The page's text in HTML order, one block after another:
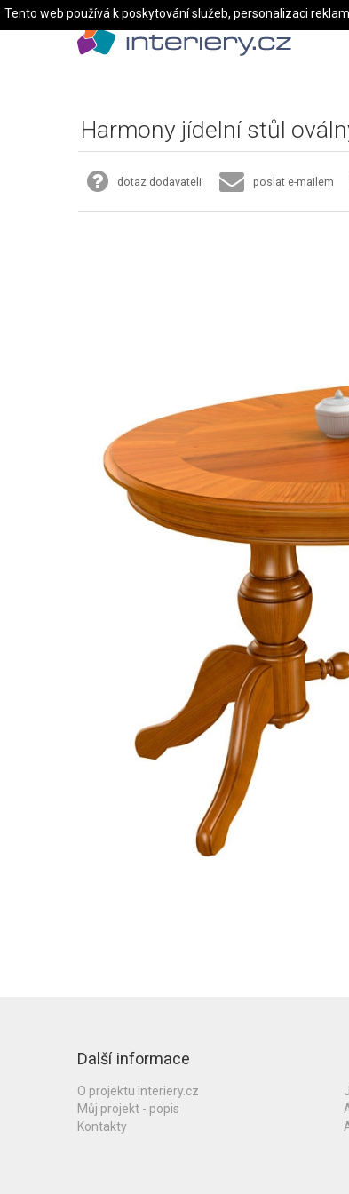
Harmony jídelní stůl
dotaz dodavateli poslat e-mailem
Další informace
O projektu interiery.cz
Můj projekt - popis
Kontakty
Tento web používá k poskytování služeb, personalizaci